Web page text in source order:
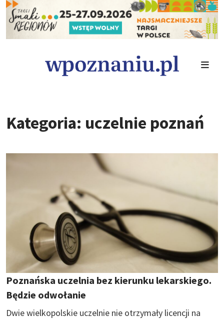
Kategoria: uczelnie poznań
Poznańska uczelnia bez kierunku lekarskiego.
Będzie odwołanie
Dwie wielkopolskie uczelnie nie otrzymały licencji na